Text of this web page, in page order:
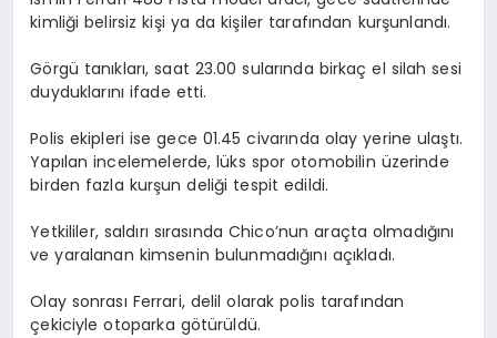
kimliği belirsiz kişi ya da kişiler tarafından kurşunlandı.
Görgü tanıkları, saat 23.00 sularında birkaç el silah sesi
duyduklarını ifade etti.
Polis ekipleri ise gece 01.45 civarında olay yerine ulaştı.
Yapılan incelemelerde, lüks spor otomobilin üzerinde
birden fazla kurşun deliği tespit edildi.
Yetkililer, saldırı sırasında Chico’nun araçta olmadığını
ve yaralanan kimsenin bulunmadığını açıkladı.
Olay sonrası Ferrari, delil olarak polis tarafından
çekiciyle otoparka götürüldü.